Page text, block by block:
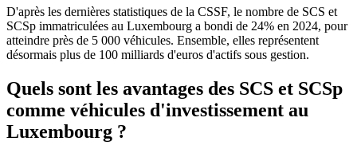
D'après les dernières statistiques de la CSSF, le nombre de SCS et
SCSp immatriculées au Luxembourg a bondi de 24% en 2024, pour
atteindre près de 5 000 véhicules. Ensemble, elles représentent
désormais plus de 100 milliards d'euros d'actifs sous gestion.
Quels sont les avantages des SCS et SCSp
comme véhicules d'investissement au
Luxembourg ?